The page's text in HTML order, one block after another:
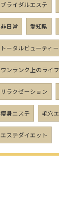
ブライダルエステ
非日常 愛知県
トータルビューティ
ワンランク上のライ
リラクゼーション
痩身エステ 毛穴
エステダイエット